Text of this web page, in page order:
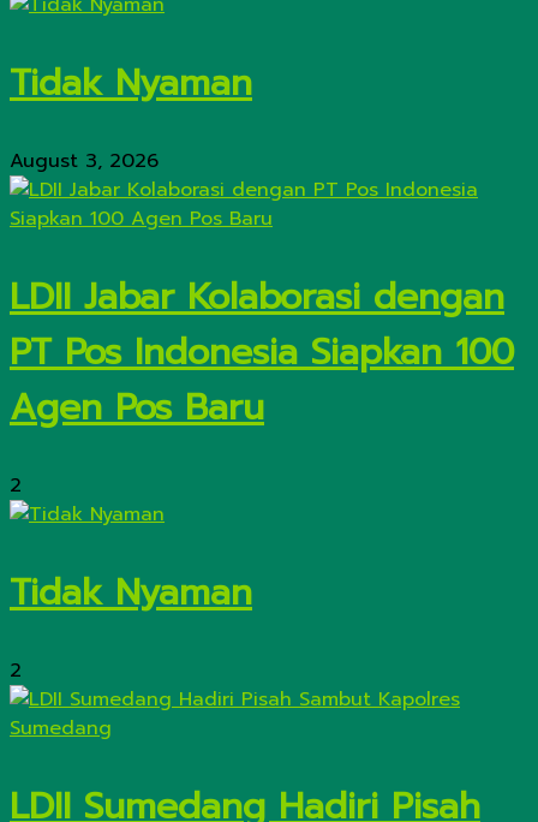
Tidak Nyaman
August 3, 2026
LDII Jabar Kolaborasi dengan
PT Pos Indonesia Siapkan 100
Agen Pos Baru
2
Tidak Nyaman
2
LDII Sumedang Hadiri Pisah